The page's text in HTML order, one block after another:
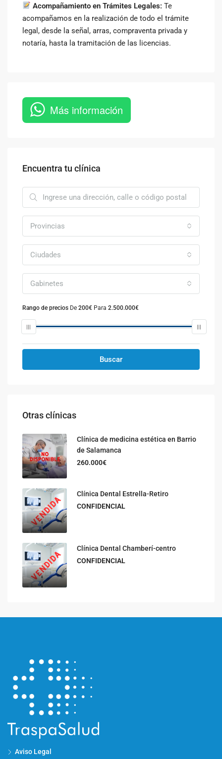
Acompañamiento en Trámites Legales:Te
acompañamos en la realización de todo el trámite
legal, desde la señal, arras, compraventa privada y
notaría, hasta la tramitación de las licencias.
Más información
Encuentra tu clínica
Provincias
Ciudades
Gabinetes
Rango de precios De 200€ Para 2.500.000€
Buscar
Otras clínicas
Clínica de medicina estética en Barrio
de Salamanca
260.000€
Clínica Dental Estrella-Retiro
CONFIDENCIAL
Clínica Dental Chamberí-centro
CONFIDENCIAL
Aviso Legal